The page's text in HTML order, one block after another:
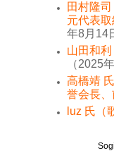
田村隆
元代表取
年8月14
山田和利
（2025
高橋靖
誉会長、
luz 氏（